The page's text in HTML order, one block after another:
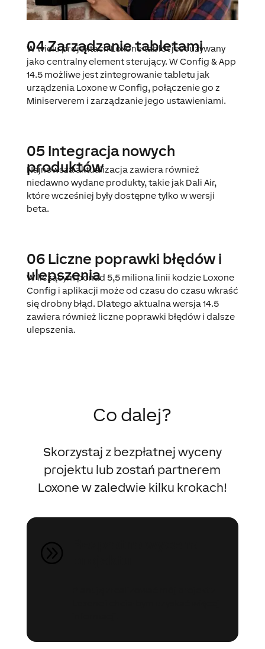
04 Zarządzanie tabletami
W wielu projektach Loxone tablet jest używany
jako centralny element sterujący. W Config & App
14.5 możliwe jest zintegrowanie tabletu jak
urządzenia Loxone w Config, połączenie go z
Miniserverem i zarządzanie jego ustawieniami.
05 Integracja nowych
produktów
Najnowsza aktualizacja zawiera również
niedawno wydane produkty, takie jak Dali Air,
które wcześniej były dostępne tylko w wersji
beta.
06 Liczne poprawki błędów i
ulepszenia
W liczącym ponad 5,5 miliona linii kodzie Loxone
Config i aplikacji może od czasu do czasu wkraść
się drobny błąd. Dlatego aktualna wersja 14.5
zawiera również liczne poprawki błędów i dalsze
ulepszenia.
Co dalej?
Skorzystaj z bezpłatnej wyceny
projektu lub zostań partnerem
Loxone w zaledwie kilku krokach!